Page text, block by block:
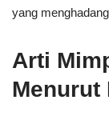
yang
Arti
Menurut